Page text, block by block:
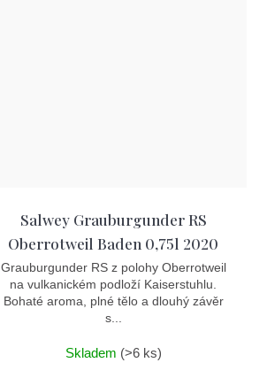
Salwey Grauburgunder RS
Oberrotweil Baden 0,75l 2020
Grauburgunder RS z polohy Oberrotweil
na vulkanickém podloží Kaiserstuhlu.
Bohaté aroma, plné tělo a dlouhý závěr
s...
Skladem (>6 ks)